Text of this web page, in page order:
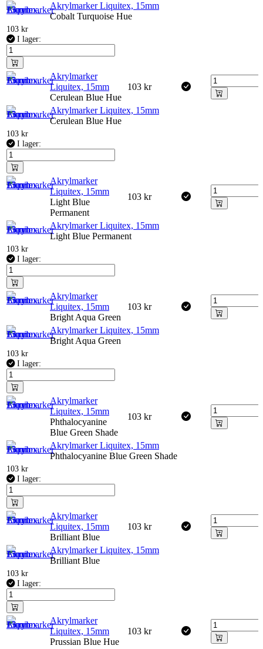
Akrylmarker Liquitex, 15mm
Cobalt Turquoise Hue
103 kr
I lager:
Akrylmarker
Liquitex, 15mm
Cerulean Blue Hue
103 kr
Akrylmarker Liquitex, 15mm
Cerulean Blue Hue
103 kr
I lager:
Akrylmarker
Liquitex, 15mm
Light Blue
Permanent
103 kr
Akrylmarker Liquitex, 15mm
Light Blue Permanent
103 kr
I lager:
Akrylmarker
Liquitex, 15mm
Bright Aqua Green
103 kr
Akrylmarker Liquitex, 15mm
Bright Aqua Green
103 kr
I lager:
Akrylmarker
Liquitex, 15mm
Phthalocyanine
Blue Green Shade
103 kr
Akrylmarker Liquitex, 15mm
Phthalocyanine Blue Green Shade
103 kr
I lager:
Akrylmarker
Liquitex, 15mm
Brilliant Blue
103 kr
Akrylmarker Liquitex, 15mm
Brilliant Blue
103 kr
I lager:
Akrylmarker
Liquitex, 15mm
Prussian Blue Hue
103 kr